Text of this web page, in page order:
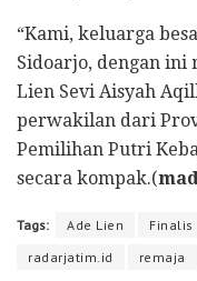
“Kami, keluarga
Sidoarjo, dengan ini
Lien Sevi Aisyah
perwakilan dari
Pemilihan Putri
secara kompak.(
Tags: Ade Lien Finalis
radarjatim.id
remaja